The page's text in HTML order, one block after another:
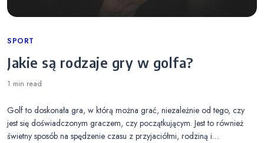
Categories
SPORT
Jakie są rodzaje gry w golfa?
1 min read
Golf to doskonała gra, w którą można grać, niezależnie od tego, czy
jest się doświadczonym graczem, czy początkującym. Jest to również
świetny sposób na spędzenie czasu z przyjaciółmi, rodziną i…